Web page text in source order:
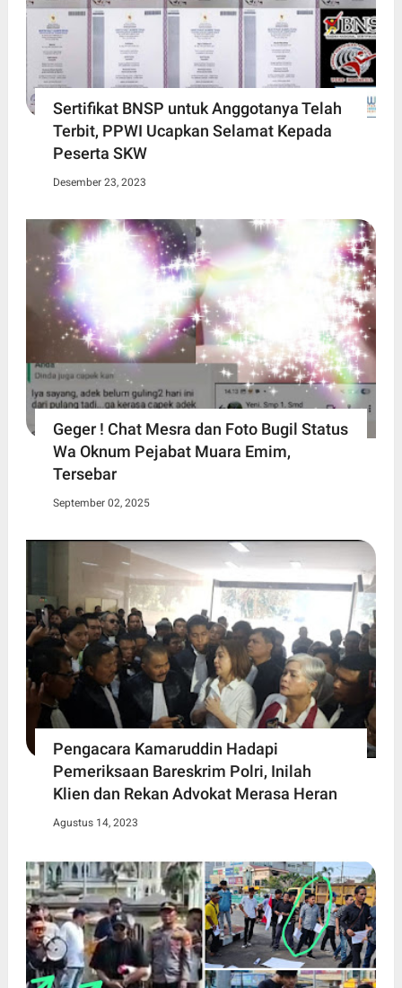
Sertifikat BNSP untuk Anggotanya Telah
Terbit, PPWI Ucapkan Selamat Kepada
Peserta SKW
Desember 23, 2023
Geger ! Chat Mesra dan Foto Bugil Status
Wa Oknum Pejabat Muara Emim,
Tersebar
September 02, 2025
Pengacara Kamaruddin Hadapi
Pemeriksaan Bareskrim Polri, Inilah
Klien dan Rekan Advokat Merasa Heran
Agustus 14, 2023